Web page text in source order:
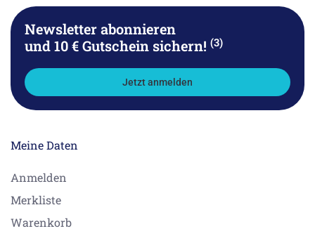
Newsletter abonnieren
und 10 € Gutschein sichern! (3)
Jetzt anmelden
Meine Daten
Anmelden
Merkliste
Warenkorb